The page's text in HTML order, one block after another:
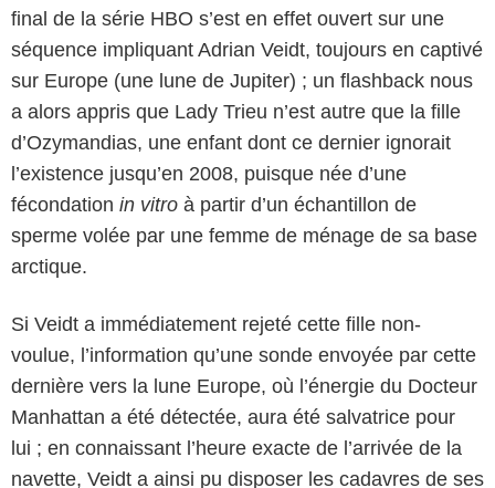
final de la série HBO s’est en effet ouvert sur une
séquence impliquant Adrian Veidt, toujours en captivé
sur Europe (une lune de Jupiter) ; un flashback nous
a alors appris que Lady Trieu n’est autre que la fille
d’Ozymandias, une enfant dont ce dernier ignorait
l’existence jusqu’en 2008, puisque née d’une
fécondation in vitro à partir d’un échantillon de
sperme volée par une femme de ménage de sa base
arctique.
Si Veidt a immédiatement rejeté cette fille non-
voulue, l’information qu’une sonde envoyée par cette
dernière vers la lune Europe, où l’énergie du Docteur
Manhattan a été détectée, aura été salvatrice pour
lui ; en connaissant l’heure exacte de l’arrivée de la
navette, Veidt a ainsi pu disposer les cadavres de ses